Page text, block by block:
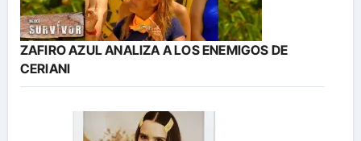
ZAFIRO AZUL ANALIZA A LOS ENEMIGOS DE
CERIANI